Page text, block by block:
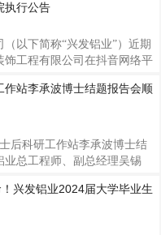
系列举措，致力于打造一支
团队，以进一步
力200强第173位和2024中国
，彰显了兴发铝业在中国铝
据悉，此次榜单的发布是中
制造业企业进行全面、科学、
深入分析，严格按照营业收
、所有者权益、研发投入、
行综合评分，并邀请百位
执行公告
以下简称“兴发铝业”）近期
饰工程有限公司在抖音网络平
健康的市场环境，兴发铝业已
判决内容《佛山市三水区人
布。请广大消费者不要轻信
息误导。兴发铝业也将、恶
行为坚决从严查处，绝不姑
将一如既往地努力提供更好的
营理念。希望大家共
作站李承波博士结题报告会顺
后科研工作站李承波博士结
业总工程师、副总经理吴锡
席会议。报告会上，李承波博
课题《汽车用高强韧7xxx 铝
》作结题汇报，详细阐述了新
兴发铝业2024届大学毕业生